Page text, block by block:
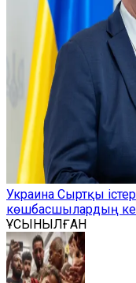
Украина Сыртқы
көшбасшылардың
ҰСЫНЫЛҒАН